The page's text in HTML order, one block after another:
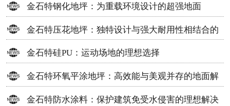
金石特钢化地坪：为重载环境设计的超强地面
金石特压花地坪：独特设计与强大耐用性相结合的
地面材料
金石特硅PU：运动场地的理想选择
金石特环氧平涂地坪：高效能与美观并存的地面解
决方案
金石特防水涂料：保护建筑免受水侵害的理想解决